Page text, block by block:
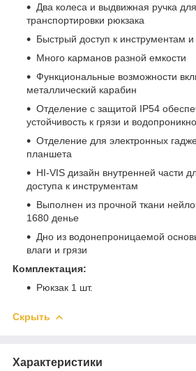
Два колеса и выдвижная ручка
транспортировки рюкзака
Быстрый доступ к инструментам
Много карманов разной емкости
Функциональные возможности
металлический карабин
Отделение с защитой IP54
устойчивость к грязи и
Отделение для электронных
планшета
HI-VIS дизайн внутренней части
доступа к инструментам
Выполнен из прочной ткани
1680 денье
Дно из водонепроницаемой
влаги и грязи
Комплектация:
Рюкзак 1 шт.
Скрыть
Характеристики